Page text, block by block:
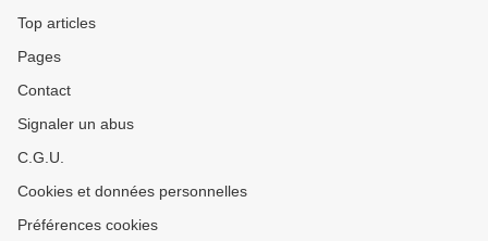
Top articles
Pages
Contact
Signaler un abus
C.G.U.
Cookies et données personnelles
Préférences cookies